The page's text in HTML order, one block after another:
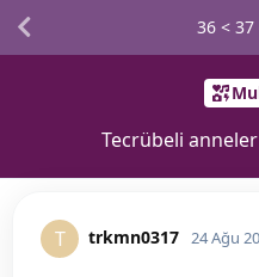
Tecrübeli
36 < 37
T trkmn0317 24 Ağu